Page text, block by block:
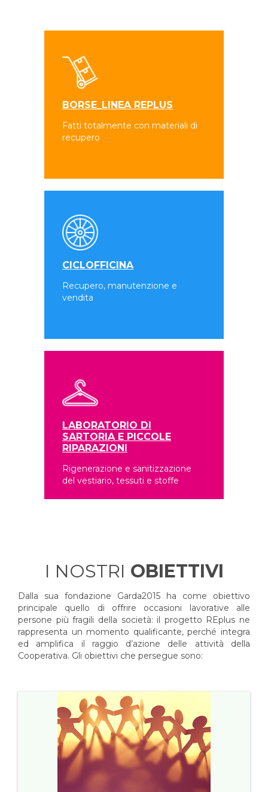
BORSE_LINEA REPLUS
Fatti totalmente con materiali di
recupero
CICLOFFICINA
Recupero, manutenzione e
vendita
LABORATORIO DI
SARTORIA E PICCOLE
RIPARAZIONI
Rigenerazione e sanitizzazione
del vestiario, tessuti e stoffe
I NOSTRI OBIETTIVI
Dalla sua fondazione Garda2015 ha come obiettivo
principale quello di offrire occasioni lavorative alle
persone più fragili della società: il progetto REplus ne
rappresenta un momento qualificante, perché integra
ed amplifica il raggio d’azione delle attività della
Cooperativa. Gli obiettivi che persegue sono: